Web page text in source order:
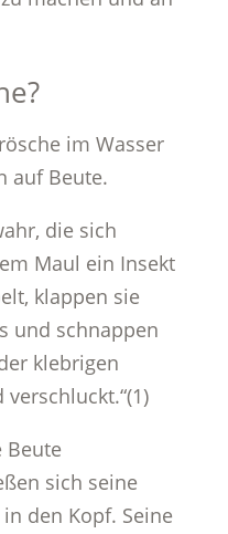
im Wasser
auf Beute.
die sich
Maul ein Insekt
klappen sie
und schnappen
klebrigen
Beute
sich seine
den Kopf. Seine